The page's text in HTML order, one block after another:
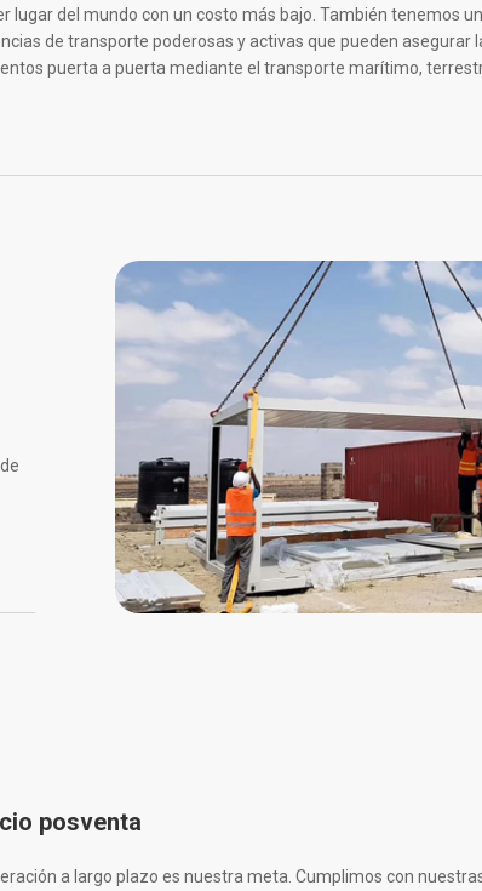
lugar del mundo con un costo más bajo. También tenemos
de transporte poderosas y activas que pueden asegurar
puerta a puerta mediante el transporte marítimo,
posventa
a largo plazo es nuestra meta. Cumplimos con